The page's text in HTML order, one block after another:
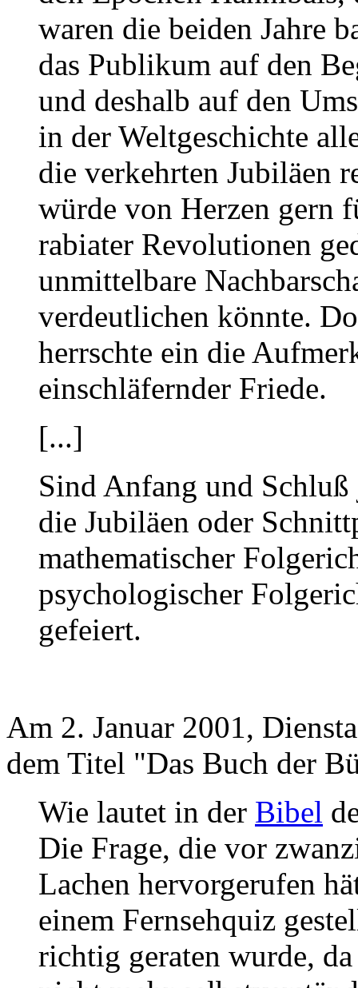
waren die beiden Jahre
das Publikum auf den
und deshalb auf den
in der Weltgeschichte
die verkehrten Jubiläen
würde von Herzen gern
rabiater Revolutionen
unmittelbare
verdeutlichen könnte.
herrschte ein die
einschläfernder Friede.
[...]
Sind Anfang und Schluß
die Jubiläen oder
mathematischer
psychologischer
gefeiert.
Am 2. Januar 2001,
dem Titel "Das Buch der
Wie lautet in der Bibel
Die Frage, die vor
Lachen hervorgerufen
einem Fernsehquiz
richtig geraten wurde,